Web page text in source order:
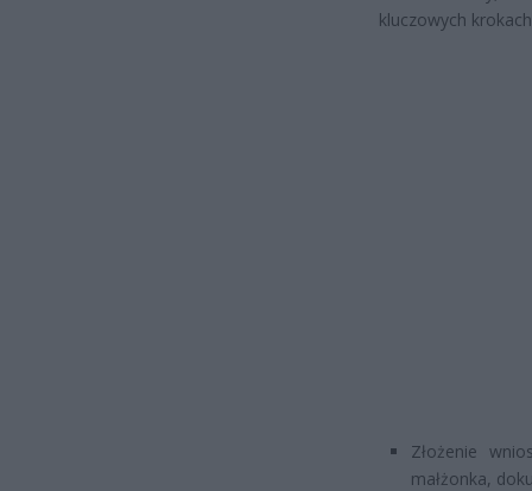
kluczowych
Złożenie
małżonka,